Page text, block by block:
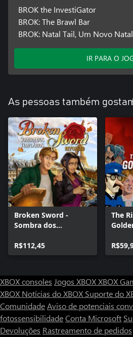
BROK the InvestiGator
BROK: The Brawl Bar
BROK: Natal Tail, Um Novo
IR PARA O
As pessoas também
Broken Sword -
Sombra dos
R$112,45
The
XBOX consoles Jogos XBOXXBOX
XBOX Notícias do XBOX Suporte do
ComunidadeAviso de potenciais
fotossensibilidadeConta Microsoft
Devoluções Rastreamento de pedidos